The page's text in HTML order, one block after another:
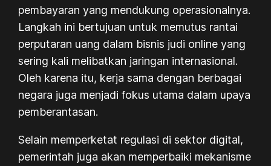
pembayaran yang mendukung operasionalnya.
Langkah ini bertujuan untuk memutus rantai
perputaran uang dalam bisnis judi online yang
sering kali melibatkan jaringan internasional.
Oleh karena itu, kerja sama dengan berbagai
negara juga menjadi fokus utama dalam upaya
pemberantasan.
Selain memperketat regulasi di sektor digital,
pemerintah juga akan memperbaiki mekanisme